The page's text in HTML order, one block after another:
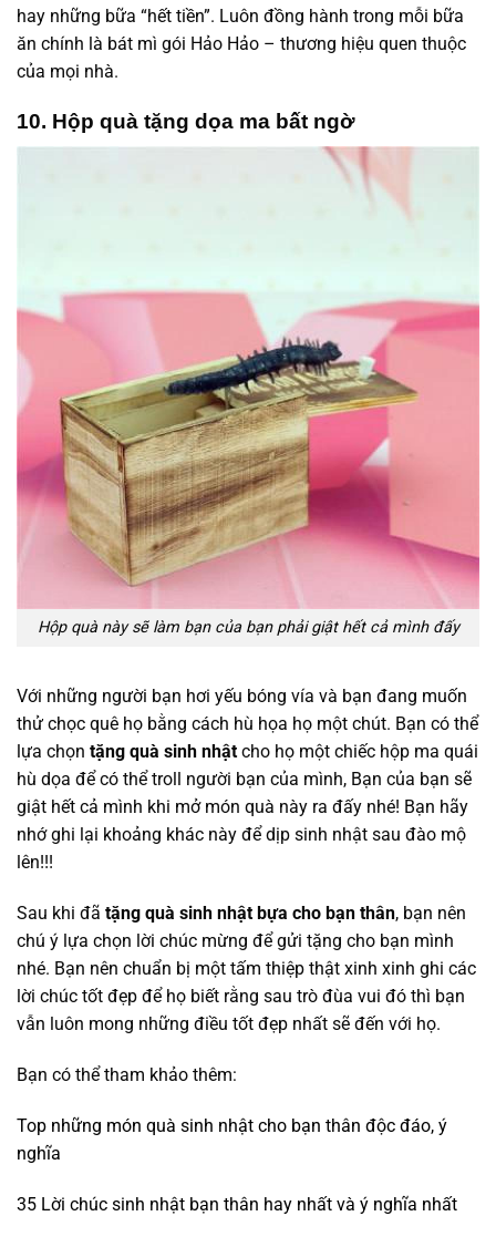
hay những bữa “hết tiền”. Luôn đồng hành trong mỗi bữa
ăn chính là bát mì gói Hảo Hảo – thương hiệu quen thuộc
của mọi nhà.
10. Hộp quà tặng dọa ma bất ngờ
Hộp quà này sẽ làm bạn của bạn phải giật hết cả mình đấy
Với những người bạn hơi yếu bóng vía và bạn đang muốn
thử chọc quê họ bằng cách hù họa họ một chút. Bạn có thể
lựa chọn tặng quà sinh nhật cho họ một chiếc hộp ma quái
hù dọa để có thể troll người bạn của mình, Bạn của bạn sẽ
giật hết cả mình khi mở món quà này ra đấy nhé! Bạn hãy
nhớ ghi lại khoảng khác này để dịp sinh nhật sau đào mộ
lên!!!
Sau khi đã tặng quà sinh nhật bựa cho bạn thân, bạn nên
chú ý lựa chọn lời chúc mừng để gửi tặng cho bạn mình
nhé. Bạn nên chuẩn bị một tấm thiệp thật xinh xinh ghi các
lời chúc tốt đẹp để họ biết rằng sau trò đùa vui đó thì bạn
vẫn luôn mong những điều tốt đẹp nhất sẽ đến với họ.
Bạn có thể tham khảo thêm:
Top những món quà sinh nhật cho bạn thân độc đáo, ý
nghĩa
35 Lời chúc sinh nhật bạn thân hay nhất và ý nghĩa nhất